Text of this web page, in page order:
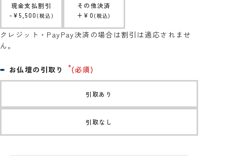
お仏壇の引取り (必須)
引取あり
引取なし
現金支払割引
- ¥5,500 税込
その他決済
+ ¥ 0 税込
クレジット・PayPay決済の場合は割引は適応されませ
ん。